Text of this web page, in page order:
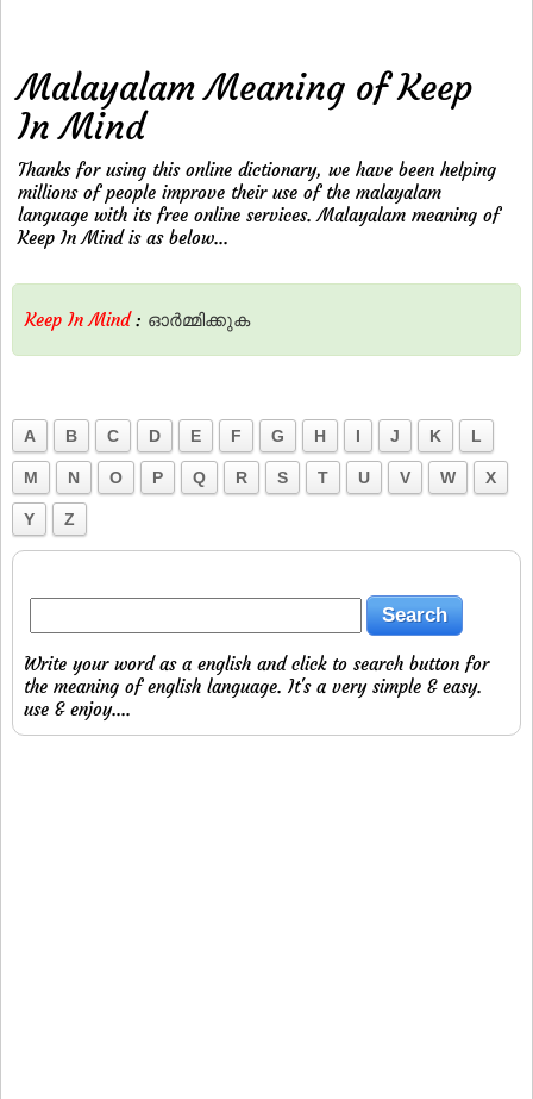
Malayalam Meaning of Keep
In Mind
Thanks for using this online dictionary, we have been helping
millions of people improve their use of the malayalam
language with its free online services. Malayalam meaning of
Keep In Mind is as below...
Keep In Mind: ഓര്‍മ്മിക്കുക
A B C D E F G H I J K L
M N O P Q R S T U V W X
Y Z
Write your word as a english and click to search button for
the meaning of english language. It's a very simple & easy.
use & enjoy....